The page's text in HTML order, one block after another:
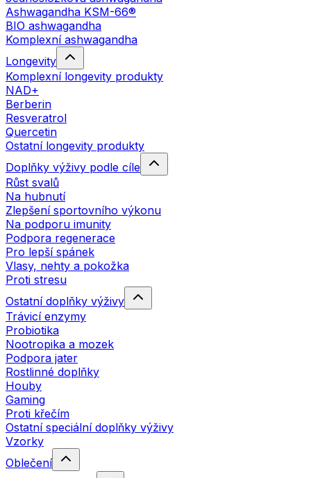
Ashwagandha KSM-66®
BIO ashwagandha
Komplexní ashwagandha
Longevity
Komplexní longevity produkty
NAD+
Berberin
Resveratrol
Quercetin
Ostatní longevity produkty
Doplňky výživy podle cíle
Růst svalů
Na hubnutí
Zlepšení sportovního výkonu
Na podporu imunity
Podpora regenerace
Pro lepší spánek
Vlasy, nehty a pokožka
Proti stresu
Ostatní doplňky výživy
Trávicí enzymy
Probiotika
Nootropika a mozek
Podpora jater
Rostlinné doplňky
Houby
Gaming
Proti křečím
Ostatní speciální doplňky výživy
Vzorky
Oblečení